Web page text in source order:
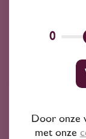
0
Door onze
met onze